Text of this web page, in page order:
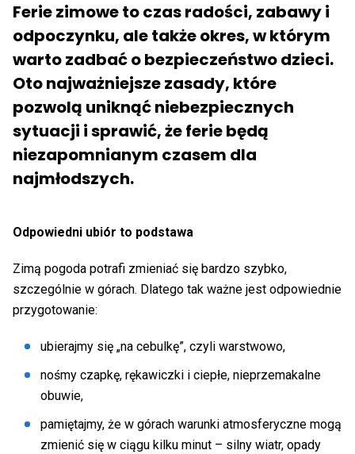
Ferie zimowe to czas radości, zabawy i
odpoczynku, ale także okres, w którym
warto zadbać o bezpieczeństwo dzieci.
Oto najważniejsze zasady, które
pozwolą uniknąć niebezpiecznych
sytuacji i sprawić, że ferie będą
niezapomnianym czasem dla
najmłodszych.
Odpowiedni ubiór to podstawa
Zimą pogoda potrafi zmieniać się bardzo szybko,
szczególnie w górach. Dlatego tak ważne jest odpowiednie
przygotowanie:
ubierajmy się „na cebulkę”, czyli warstwowo,
nośmy czapkę, rękawiczki i ciepłe, nieprzemakalne
obuwie,
pamiętajmy, że w górach warunki atmosferyczne mogą
zmienić się w ciągu kilku minut – silny wiatr, opady